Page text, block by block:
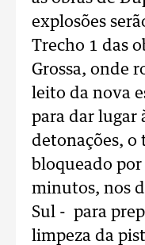
explosões
Trecho 1 das
Grossa, onde
leito da nova
para dar lugar
detonações, o
bloqueado
minutos, nos
Sul - para
limpeza da